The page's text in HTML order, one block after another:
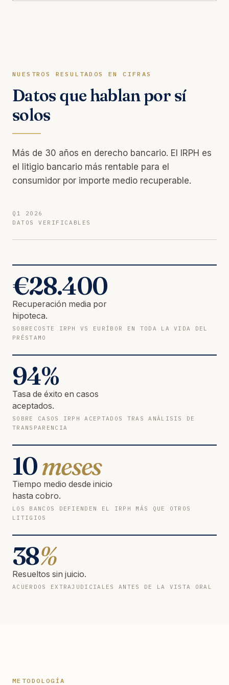
NUESTROS RESULTADOS EN CIFRAS
Datos que hablan por sí
solos
Más de 30 años en derecho bancario. El IRPH es
el litigio bancario más rentable para el
consumidor por importe medio recuperable.
Q1 2026
DATOS VERIFICABLES
€28.400
Recuperación media por
hipoteca.
SOBRECOSTE IRPH VS EURÍBOR EN TODA LA VIDA DEL
PRÉSTAMO
94%
Tasa de éxito en casos
aceptados.
SOBRE CASOS IRPH ACEPTADOS TRAS ANÁLISIS DE
TRANSPARENCIA
10meses
Tiempo medio desde inicio
hasta cobro.
LOS BANCOS DEFIENDEN EL IRPH MÁS QUE OTROS
LITIGIOS
38%
Resueltos sin juicio.
ACUERDOS EXTRAJUDICIALES ANTES DE LA VISTA ORAL
METODOLOGÍA